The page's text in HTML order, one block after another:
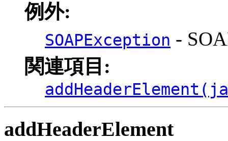
例外:
SOAPException -
関連項目:
addHeaderElement